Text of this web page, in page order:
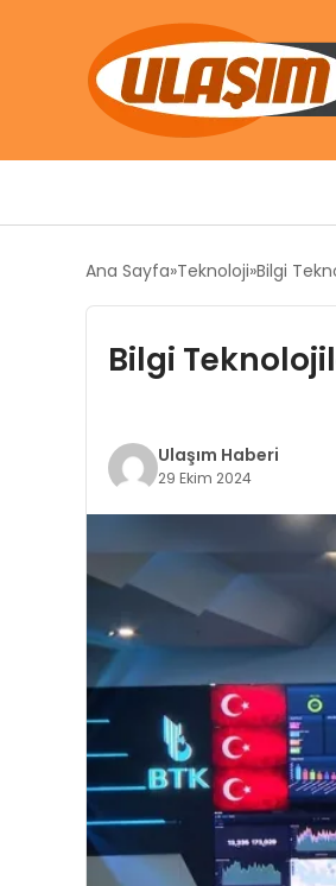
Ana Sayfa Teknoloji Bilgi
Bilgi
Ulaşım Haberi
29 Ekim 2024